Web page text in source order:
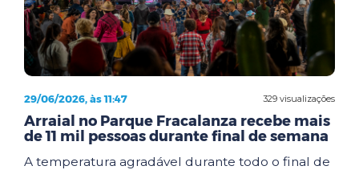
329 visualizações
29/06/2026, às 11:47
Arraial no Parque Fracalanza recebe mais
de 11 mil pessoas durante final de semana
A temperatura agradável durante todo o final de